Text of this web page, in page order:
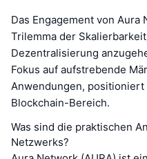
Das Engagement von Aura
Trilemma der
Dezentralisierung
Fokus auf aufstrebende
Anwendungen,
Blockchain-Bereich.
Was sind die praktischen
Netzwerks?